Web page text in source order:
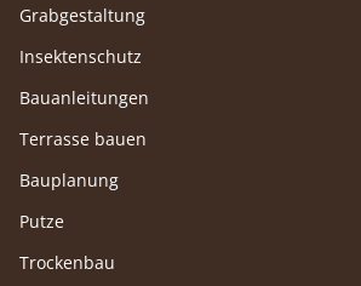
Grabgestaltung
Insektenschutz
Bauanleitungen
Terrasse bauen
Bauplanung
Putze
Trockenbau